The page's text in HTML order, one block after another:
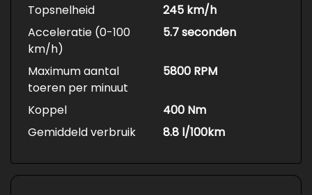
Topsnelheid
245 km/h
Acceleratie (0-100
km/h)
5.7 seconden
Maximum aantal
toeren per minuut
5800 RPM
Koppel
400 Nm
Gemiddeld verbruik
8.8 l/100km